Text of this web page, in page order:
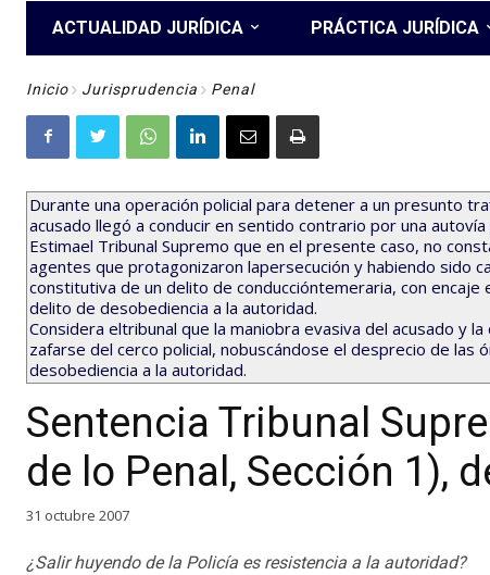
ACTUALIDAD JURÍDICA PRÁCTICA JURÍDICA
Inicio Jurisprudencia Penal
Durante una operación policial para detener a un presunto
acusado llegó a conducir en sentido contrario por una
Estimael Tribunal Supremo que en el presente caso, no
agentes que protagonizaron lapersecución y habiendo sido
constitutiva de un delito de conduccióntemeraria, con
delito de desobediencia a la autoridad.
Considera eltribunal que la maniobra evasiva del acusado y
zafarse del cerco policial, nobuscándose el desprecio de
desobediencia a la autoridad.
Sentencia Tribunal
de lo Penal, Sección 1),
31 octubre 2007
¿Salir huyendo de la Policía es resistencia a la autoridad?